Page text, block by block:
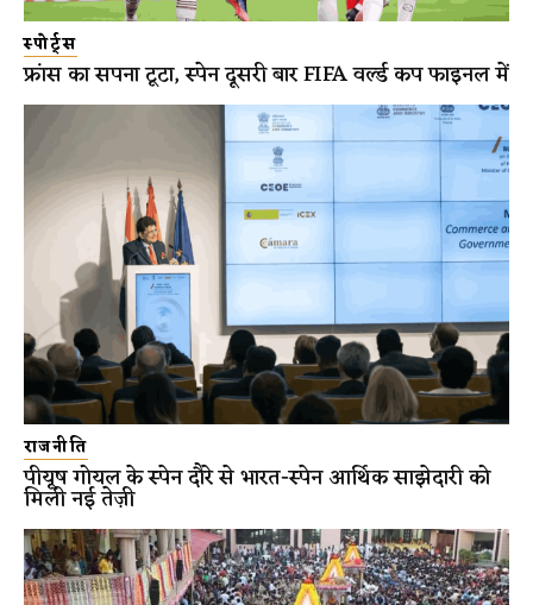
स्पोर्ट्स
फ्रांस का सपना टूटा, स्पेन दूसरी बार FIFA वर्ल्ड कप फाइनल में
राजनीति
पीयूष गोयल के स्पेन दौरे से भारत-स्पेन आर्थिक साझेदारी को
मिली नई तेज़ी